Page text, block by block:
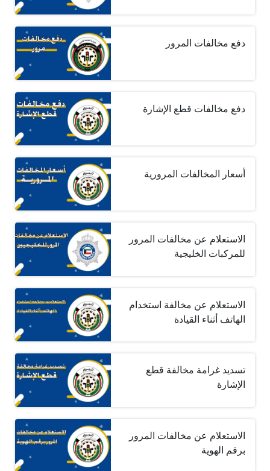
دفع مخالفات المرور
دفع مخالفات قطع الإشارة
أسعار المخالفات المرورية
الاستعلام عن مخالفات المرور
للمركبات الخليجية
الاستعلام عن مخالفة استخدام
الهاتف أثناء القيادة
تسديد غرامة مخالفة قطع
الإشارة
الاستعلام عن مخالفات المرور
برقم الهوية